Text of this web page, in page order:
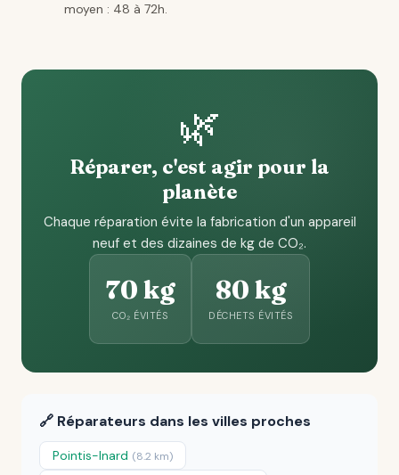
moyen : 48 à 72h.
🌿
Réparer, c'est agir pour la
planète
Chaque réparation évite la fabrication d'un appareil
neuf et des dizaines de kg de CO₂.
70 kg
CO₂ ÉVITÉS
80 kg
DÉCHETS ÉVITÉS
🔗 Réparateurs dans les villes proches
Pointis-Inard (8.2 km)